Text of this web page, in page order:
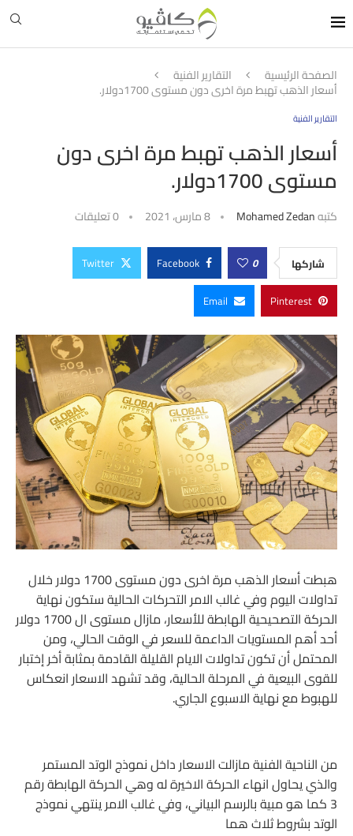
الصفحة الرئيسية التقارير الفنية
أسعار الذهب تهبط مرة اخرى دون مستوى 1700دولار.
التقارير الفنية
أسعار الذهب تهبط مرة اخرى دون
مستوى 1700دولار.
كتبهMohamed Zedan 8 مارس، 2021 0 تعليقات
شاركها 0
Facebook
Twitter
Pinterest
Email
هبطت أسعار الذهب مرة اخرى دون مستوى 1700 دولار خلال
تداولات اليوم وفي غالب الامر التحركات الحالية ستكون نهاية
الحركة التصحيحية الهابطة للأسعار، مازال مستوى ال 1700 دولار
أحد أهم المستويات الداعمة للسعر في الوقت الحالي، ومن
المحتمل أن تكون تداولات الايام القليلة القادمة بمثابة أخر إختبار
للقوى البيعية في المرحلة الحالية، وقد تشهد الاسعار انعكاس
للهبوط مع نهاية الاسبوع الجاري.
من الناحية الفنية مازالت الاسعار داخل نموذج الوتد المستمر
والذي يحاول انهاء الحركة الاخيرة له وهي الحركة الهابطة رقم
3 كما هو مبية بالرسم البياني، وفي غالب الامر ينتهي نموذج
الوتد بشروط ثلاث هما